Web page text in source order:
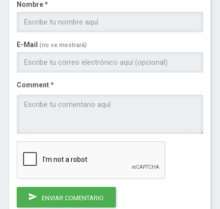
Nombre *
E-Mail (no se mostrará)
Comment *
ENVIAR COMENTARIO